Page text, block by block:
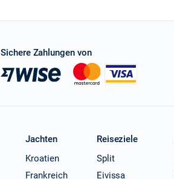
Sichere Zahlungen von
Jachten
Kroatien
Frankreich
Reiseziele
Split
Eivissa